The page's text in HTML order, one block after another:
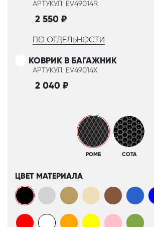
АРТУКУЛ: EV49014R
2 550 ₽
ПО ОТДЕЛЬНОСТИ
КОВРИК В БАГАЖНИК
АРТУКУЛ: EV49014X
2 040 ₽
РОМБ СОТА
ЦВЕТ МАТЕРИАЛА